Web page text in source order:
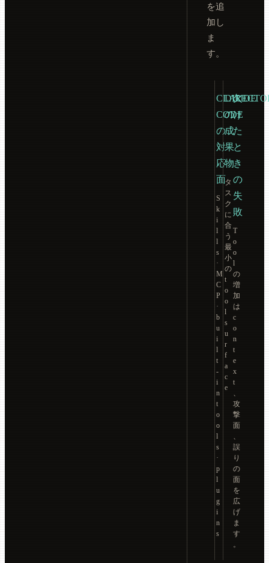
を追
加し
ま
す。
CLAUDE
CODE
の
対
応
面
S
k
i
l
l
s
·
M
C
P
·
b
u
i
l
t
-
i
n
t
o
o
l
s
·
p
l
u
g
i
n
s
の
成
果
物
タ
ス
ク
に
合
う
最
小
の
t
o
o
l
s
u
r
f
a
c
e
欠
け
た
と
き
の
失
敗
T
o
o
l
の
増
加
は
c
o
n
t
e
x
t
、
攻
撃
面
、
誤
り
の
面
を
広
げ
ま
す
。